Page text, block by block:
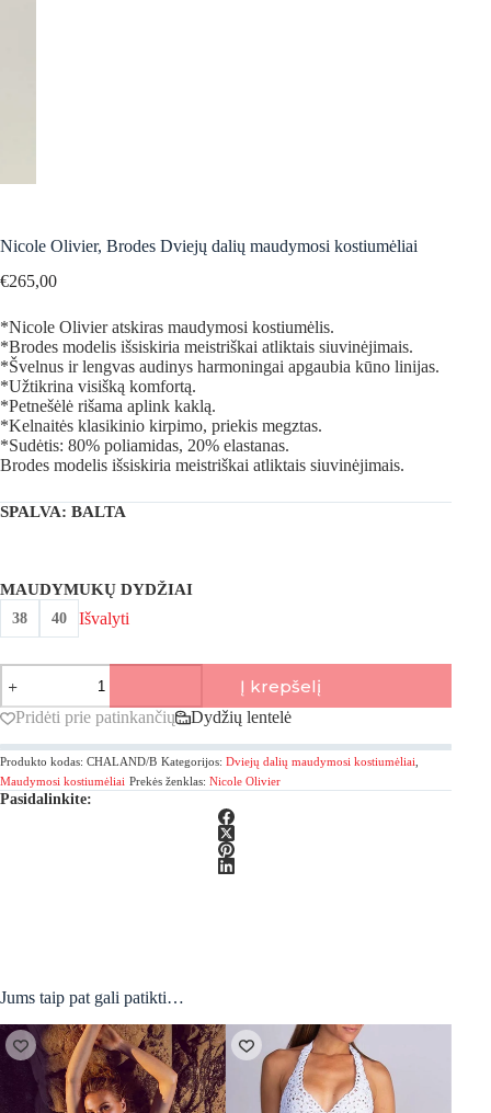
Nicole Olivier, Brodes Dviejų dalių maudymosi kostiumėliai
€265,00
*Nicole Olivier atskiras maudymosi kostiumėlis.
*Brodes modelis išsiskiria meistriškai atliktais siuvinėjimais.
*Švelnus ir lengvas audinys harmoningai apgaubia kūno linijas.
*Užtikrina visišką komfortą.
*Petnešėlė rišama aplink kaklą.
*Kelnaitės klasikinio kirpimo, priekis megztas.
*Sudėtis: 80% poliamidas, 20% elastanas.
Brodes modelis išsiskiria meistriškai atliktais siuvinėjimais.
SPALVA: BALTA
MAUDYMUKŲ DYDŽIAI
38 40 Išvalyti
produkto
kiekis:
Nicole
Olivier,
Brodes
Dviejų
dalių
maudymosi
Į krepšelį
Pridėti prie patinkančių Dydžių lentelė
Produkto kodas: CHALAND/B Kategorijos: Dviejų dalių maudymosi kostiumėliai,
Maudymosi kostiumėliai Prekės ženklas: Nicole Olivier
Pasidalinkite:
Jums taip pat gali patikti…